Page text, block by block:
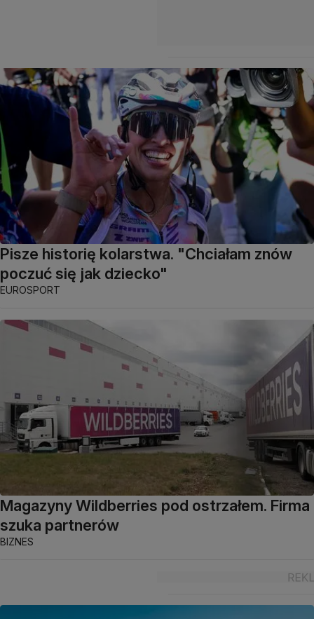
Pisze historię kolarstwa. "Chciałam znów
poczuć się jak dziecko"
EUROSPORT
Magazyny Wildberries pod ostrzałem. Firma
szuka partnerów
BIZNES